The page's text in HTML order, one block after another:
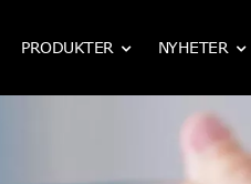
PRODUKTER NYHETER